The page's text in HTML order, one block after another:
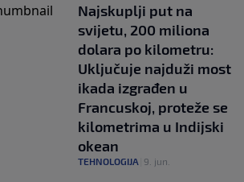
Najskuplji put na
svijetu, 200 miliona
dolara po kilometru:
Uključuje najduži most
ikada izgrađen u
Francuskoj, proteže se
kilometrima u Indijski
okean
TEHNOLOGIJA 9. jun.